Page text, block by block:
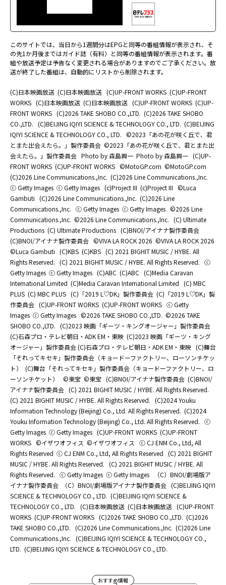
このサイトでは、当日から1週間分はEPGと同等の番組情報が表示され、そ
の先1か月後まではガイド誌（有料）と同等の番組情報が表示されます。番
組や放送予定は予告なく変更される場合がありますのでご了承ください。放
送が終了した番組は、自動的にリストから削除されます。
(C)日本映画放送 (C)日本映画放送 (C)UP-FRONT WORKS (C)UP-FRONT
WORKS (C)日本映画放送 (C)日本映画放送 (C)UP-FRONT WORKS (C)UP-
FRONT WORKS (C)2026 TAKE SHOBO CO.,LTD. (C)2026 TAKE SHOBO
CO.,LTD. (C)BEIJING IQIYI SCIENCE & TECHNOLOGY CO., LTD. (C)BEIJING
IQIYI SCIENCE & TECHNOLOGY CO., LTD. ©2023「あの花が咲く丘で、君
とまた出会えたら。」製作委員会 ©2023「あの花が咲く丘で、君とまた出
会えたら。」製作委員会 Photo by 森島興一 Photo by 森島興一 (C)UP-
FRONT WORKS (C)UP-FRONT WORKS ©MotoGP.com ©MotoGP.com
(C)2026 Line Communications.,Inc. (C)2026 Line Communications.,Inc.
ⓒ Getty Images ⓒ Getty Images (c)Project III (c)Project III ©Luca
Gambuti (C)2026 Line Communications.,Inc. (C)2026 Line
Communications.,Inc. ⓒ Getty Images ⓒ Getty Images ©2026 Line
Communications.,Inc. ©2026 Line Communications.,Inc. (C) Ultimate
Productions (C) Ultimate Productions (C)BNOI/アイナナ製作委員会
(C)BNOI/アイナナ製作委員会 ©️VIVA LA ROCK 2026 ©️VIVA LA ROCK 2026
©Luca Gambuti (C)KBS (C)KBS (C) 2021 BIGHIT MUSIC / HYBE. All
Rights Reserved. (C) 2021 BIGHIT MUSIC / HYBE. All Rights Reserved. ⓒ
Getty Images ⓒ Getty Images (C)ABC (C)ABC (C)Media Caravan
International Limited (C)Media Caravan International Limited (C) MBC
PLUS (C) MBC PLUS (C)「2019 L♡DK」製作委員会 (C)「2019 L♡DK」製
作委員会 (C)UP-FRONT WORKS (C)UP-FRONT WORKS ⓒ Getty
Images ⓒ Getty Images ©2026 TAKE SHOBO CO.,LTD. ©2026 TAKE
SHOBO CO.,LTD. (C)2023 映画「ギーツ・キングオージャー」製作委員会
(C)石森プロ・テレビ朝日・ADK EM・東映 (C)2023 映画「ギーツ・キング
オージャー」製作委員会 (C)石森プロ・テレビ朝日・ADK EM・東映 (C)舞台
「それってキセキ」製作委員会（キョードーファクトリー、ローソンチケッ
ト）
(C)舞台「それってキセキ」製作委員会（キョードーファクトリー、ロ
ーソンチケット）
©東宝 ©東宝 (C)BNOI/アイナナ製作委員会 (C)BNOI/
アイナナ製作委員会 (C) 2021 BIGHIT MUSIC / HYBE. All Rights Reserved.
(C) 2021 BIGHIT MUSIC / HYBE. All Rights Reserved. (C)2024 Youku
Information Technology (Beijing) Co., Ltd. All Rights Reserved. (C)2024
Youku Information Technology (Beijing) Co., Ltd. All Rights Reserved. ⓒ
Getty Images ⓒ Getty Images (C)UP-FRONT WORKS (C)UP-FRONT
WORKS ©イザワオフィス ©イザワオフィス
ⓒ CJ ENM Co., Ltd, All
Rights Reserved ⓒ CJ ENM Co., Ltd, All Rights Reserved (C) 2021 BIGHIT
MUSIC / HYBE. All Rights Reserved. (C) 2021 BIGHIT MUSIC / HYBE. All
Rights Reserved. ⓒ Getty Images ⓒ Getty Images
（C）BNOI/劇場版ア
イナナ製作委員会
（C）BNOI/劇場版アイナナ製作委員会 (C)BEIJING IQIYI
SCIENCE & TECHNOLOGY CO., LTD. (C)BEIJING IQIYI SCIENCE &
TECHNOLOGY CO., LTD. (C)日本映画放送 (C)日本映画放送 (C)UP-FRONT
WORKS (C)UP-FRONT WORKS (C)2026 TAKE SHOBO CO.,LTD. (C)2026
TAKE SHOBO CO.,LTD. (C)2026 Line Communications.,Inc. (C)2026 Line
Communications.,Inc. (C)BEIJING IQIYI SCIENCE & TECHNOLOGY CO.,
LTD. (C)BEIJING IQIYI SCIENCE & TECHNOLOGY CO., LTD.
おすすめ情報